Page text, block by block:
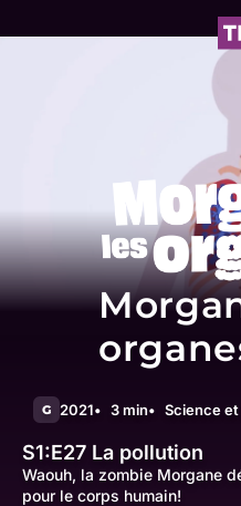
G 2021 3 min Science
S1:E27 La pollution
Waouh, la zombie Morgane
pour le corps humain!